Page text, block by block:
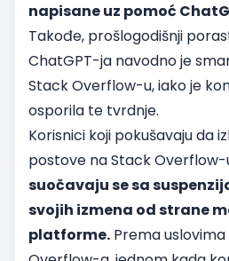
napisane uz pomoć
Takođe, prošlogodišnji
ChatGPT-ja navodno je
Stack Overflow-u, iako je
osporila te tvrdnje.
Korisnici koji pokušavaju da
postove na Stack
suočavaju se sa
svojih izmena od strane
platforme. Prema